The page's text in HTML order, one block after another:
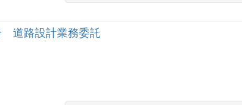
道路設計業務委託